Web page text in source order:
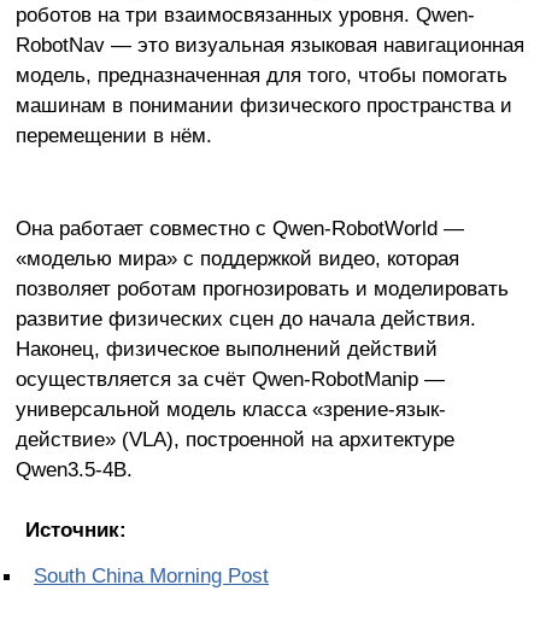
роботов на три взаимосвязанных уровня. Qwen-
RobotNav — это визуальная языковая навигационная
модель, предназначенная для того, чтобы помогать
машинам в понимании физического пространства и
перемещении в нём.
Она работает совместно с Qwen-RobotWorld —
«моделью мира» с поддержкой видео, которая
позволяет роботам прогнозировать и моделировать
развитие физических сцен до начала действия.
Наконец, физическое выполнений действий
осуществляется за счёт Qwen-RobotManip —
универсальной модель класса «зрение-язык-
действие» (VLA), построенной на архитектуре
Qwen3.5-4B.
Источник:
South China Morning Post